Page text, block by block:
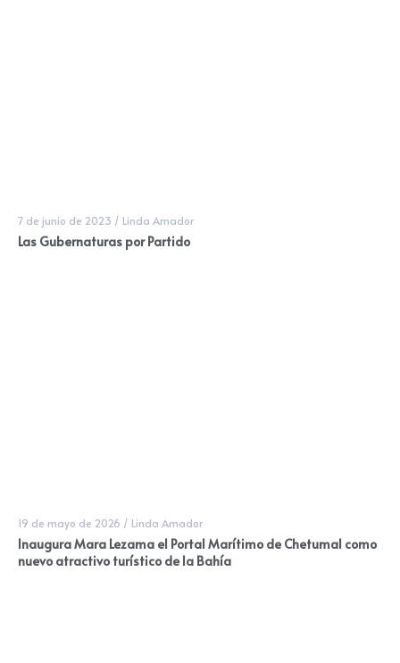
7 de junio de 2023 / Linda Amador
Las Gubernaturas por Partido
19 de mayo de 2026 / Linda Amador
Inaugura Mara Lezama el Portal Marítimo de Chetumal como
nuevo atractivo turístico de la Bahía